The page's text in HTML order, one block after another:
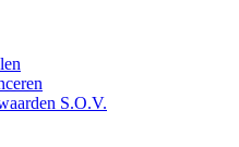
S.O.V.